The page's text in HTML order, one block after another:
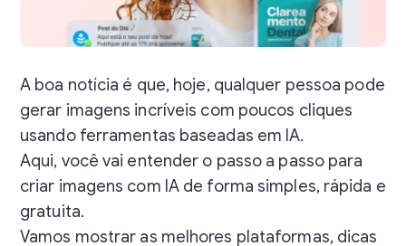
A boa notícia é que, hoje, qualquer pessoa pode
gerar imagens incríveis com poucos cliques
usando ferramentas baseadas em IA.
Aqui, você vai entender o passo a passo para
criar imagens com IA de forma simples, rápida e
gratuita.
Vamos mostrar as melhores plataformas, dicas